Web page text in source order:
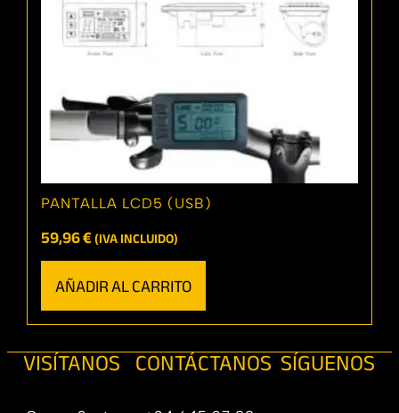
PANTALLA LCD5 (USB)
59,96€(IVA INCLUIDO)
AÑADIR AL CARRITO
VISÍTANOS CONTÁCTANOS SÍGUENOS